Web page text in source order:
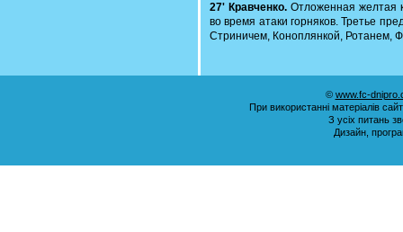
27' Кравченко. Отложенная желтая
во время атаки горняков. Третье
Стриничем, Коноплянкой, Ротанем,
© www.fc-
При використанні матеріалів
З усіх питань
Дизайн,